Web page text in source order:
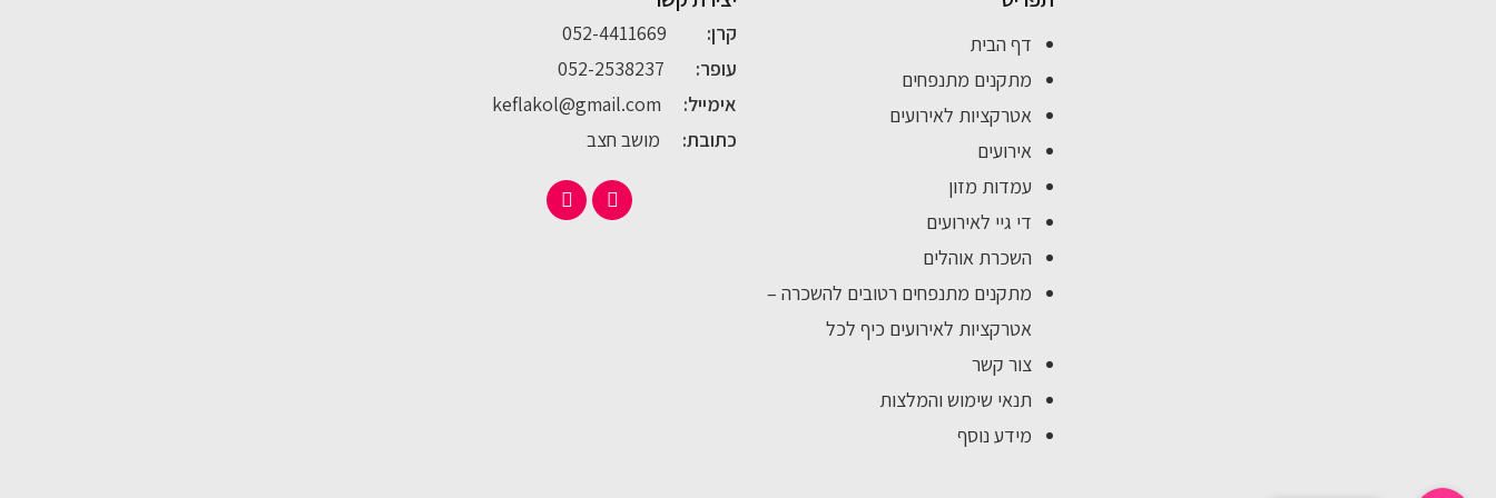
דף הבית
מתקנים מתנפחים
אטרקציות לאירועים
אירועים
עמדות מזון
די גיי לאירועים
השכרת אוהלים
מתקנים מתנפחים רטובים להשכרה –
אטרקציות לאירועים כיף לכל
צור קשר
תנאי שימוש והמלצות
מידע נוסף
קרן:
052-4411669
עופר:
052-2538237
אימייל:
keflakol@gmail.com
כתובת: מושב חצב